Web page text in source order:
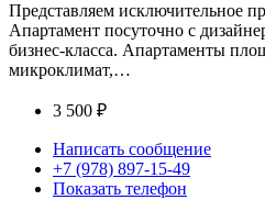
Представляем исключительное
Апартамент посуточно с
бизнес-класса. Апартаменты
микроклимат,…
3 500 ₽
Написать сообщение
+7 (978) 897-15-49
Показать телефон